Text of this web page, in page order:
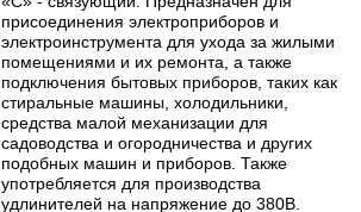
присоединения электроприборов и
электроинструмента для ухода за жилыми
помещениями и их ремонта, а также
подключения бытовых приборов, таких как
стиральные машины, холодильники,
средства малой механизации для
садоводства и огородничества и других
подобных машин и приборов. Также
употребляется для производства
удлинителей на напряжение до 380В.